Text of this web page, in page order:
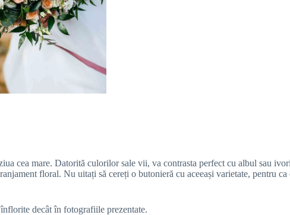
cea mare. Datorită culorilor sale vii, va contrasta perfect cu albul sau
floral. Nu uitați să cereți o butonieră cu aceeași varietate, pentru
decât în fotografiile prezentate.